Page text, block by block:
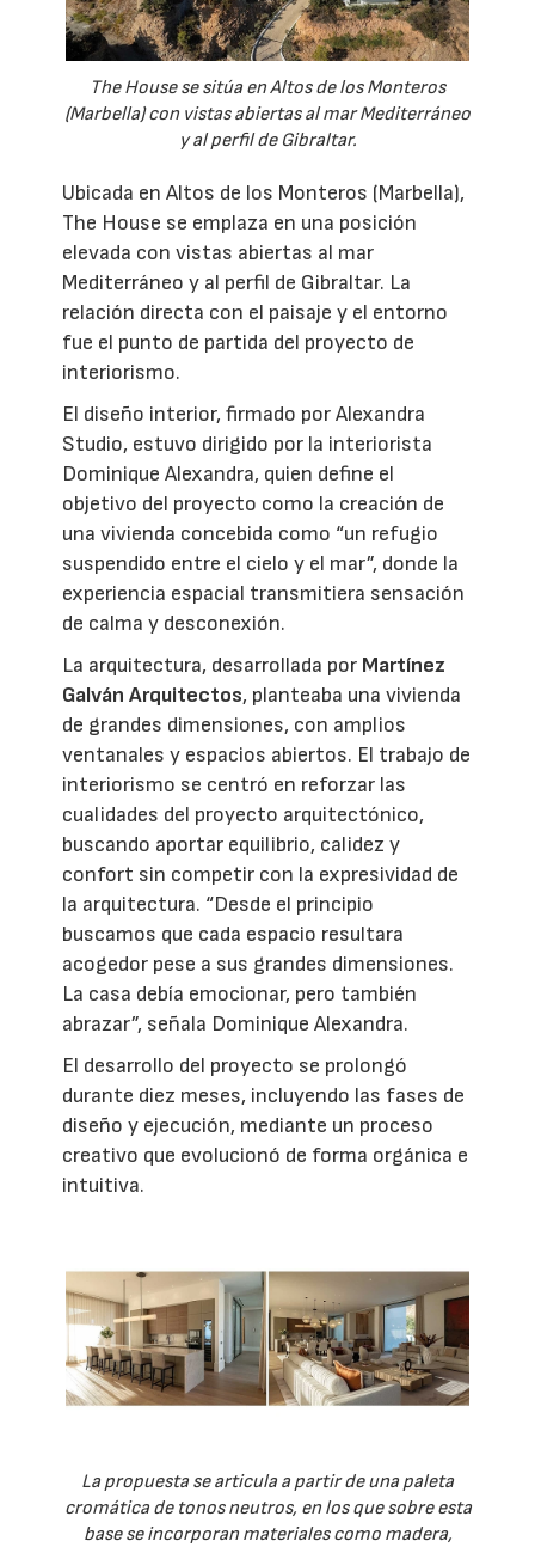
The House se sitúa en Altos de los Monteros
(Marbella) con vistas abiertas al mar Mediterráneo
y al perfil de Gibraltar.
Ubicada en Altos de los Monteros (Marbella),
The House se emplaza en una posición
elevada con vistas abiertas al mar
Mediterráneo y al perfil de Gibraltar. La
relación directa con el paisaje y el entorno
fue el punto de partida del proyecto de
interiorismo.
El diseño interior, firmado por Alexandra
Studio, estuvo dirigido por la interiorista
Dominique Alexandra, quien define el
objetivo del proyecto como la creación de
una vivienda concebida como “un refugio
suspendido entre el cielo y el mar”, donde la
experiencia espacial transmitiera sensación
de calma y desconexión.
La arquitectura, desarrollada por Martínez
Galván Arquitectos, planteaba una vivienda
de grandes dimensiones, con amplios
ventanales y espacios abiertos. El trabajo de
interiorismo se centró en reforzar las
cualidades del proyecto arquitectónico,
buscando aportar equilibrio, calidez y
confort sin competir con la expresividad de
la arquitectura. “Desde el principio
buscamos que cada espacio resultara
acogedor pese a sus grandes dimensiones.
La casa debía emocionar, pero también
abrazar”, señala Dominique Alexandra.
El desarrollo del proyecto se prolongó
durante diez meses, incluyendo las fases de
diseño y ejecución, mediante un proceso
creativo que evolucionó de forma orgánica e
intuitiva.
La propuesta se articula a partir de una paleta
cromática de tonos neutros, en los que sobre esta
base se incorporan materiales como madera,